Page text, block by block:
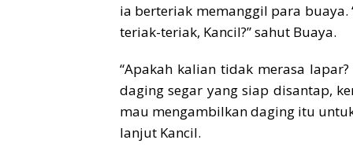
ia berteriak memanggil para buaya.
teriak-teriak, Kancil?” sahut Buaya.
“Apakah kalian tidak merasa
daging segar yang siap disantap,
mau mengambilkan daging itu
lanjut Kancil.